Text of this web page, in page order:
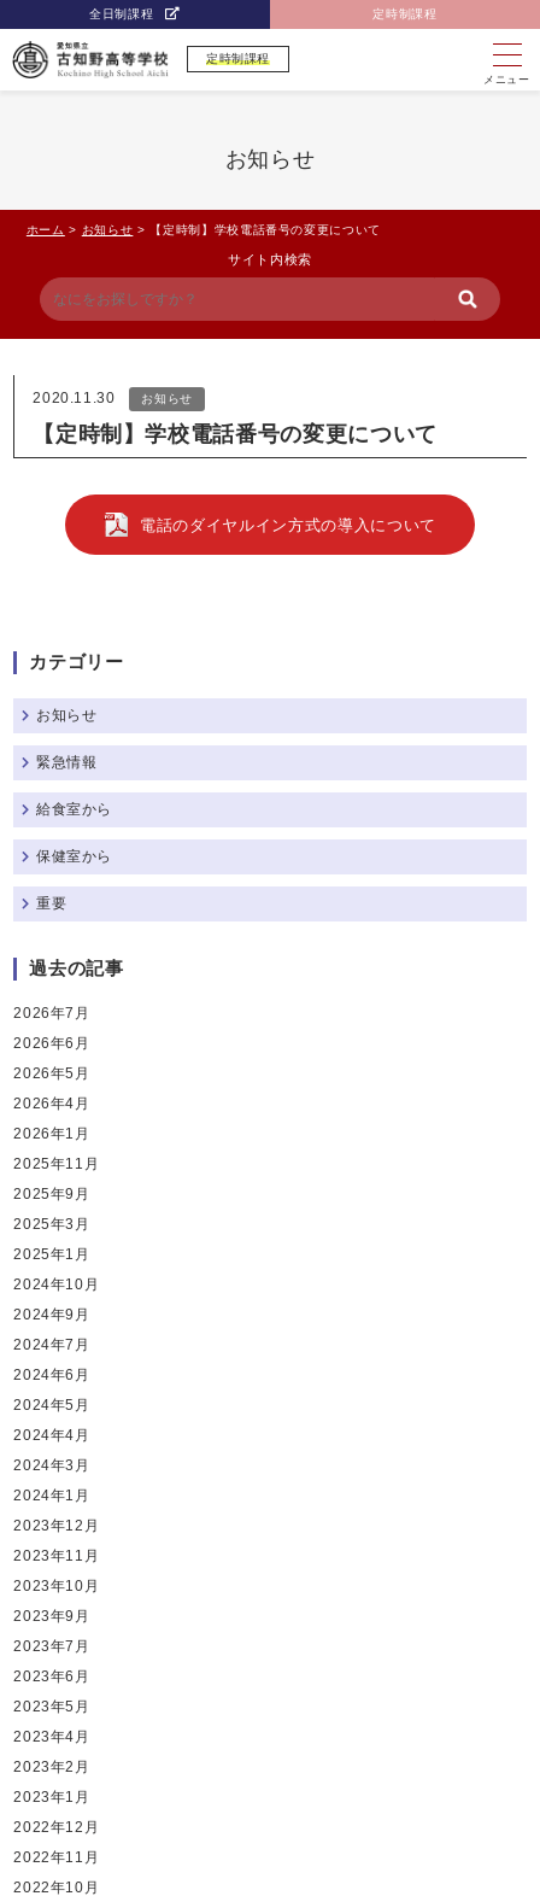
全日制課程 定時制課程
定時制課程
メニュー
お知らせ
ホーム > お知らせ > 【定時制】学校電話番号の変更について
サイト内検索
2020.11.30 お知らせ
【定時制】学校電話番号の変更について
電話のダイヤルイン方式の導入について
カテゴリー
お知らせ
緊急情報
給食室から
保健室から
重要
過去の記事
2026年7月
2026年6月
2026年5月
2026年4月
2026年1月
2025年11月
2025年9月
2025年3月
2025年1月
2024年10月
2024年9月
2024年7月
2024年6月
2024年5月
2024年4月
2024年3月
2024年1月
2023年12月
2023年11月
2023年10月
2023年9月
2023年7月
2023年6月
2023年5月
2023年4月
2023年2月
2023年1月
2022年12月
2022年11月
2022年10月